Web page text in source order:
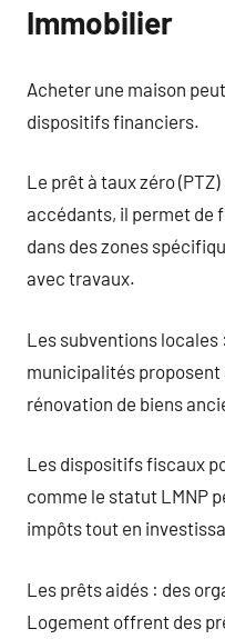
Immobilier
Acheter une maison
dispositifs financiers.
Le prêt à taux zéro
accédants, il permet de
dans des zones
avec travaux.
Les subventions
municipalités proposent
rénovation de biens
Les dispositifs fiscaux
comme le statut LMNP
impôts tout en
Les prêts aidés : des
Logement offrent des